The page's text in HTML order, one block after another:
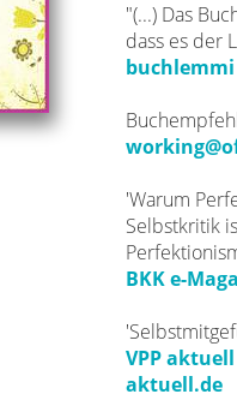
"(...) Das
dass es der
'Warum
Selbstkritik
BKK e-
VPP
aktuell.de